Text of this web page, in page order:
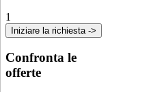
1
Iniziare la richiesta ->
Confronta le
offerte